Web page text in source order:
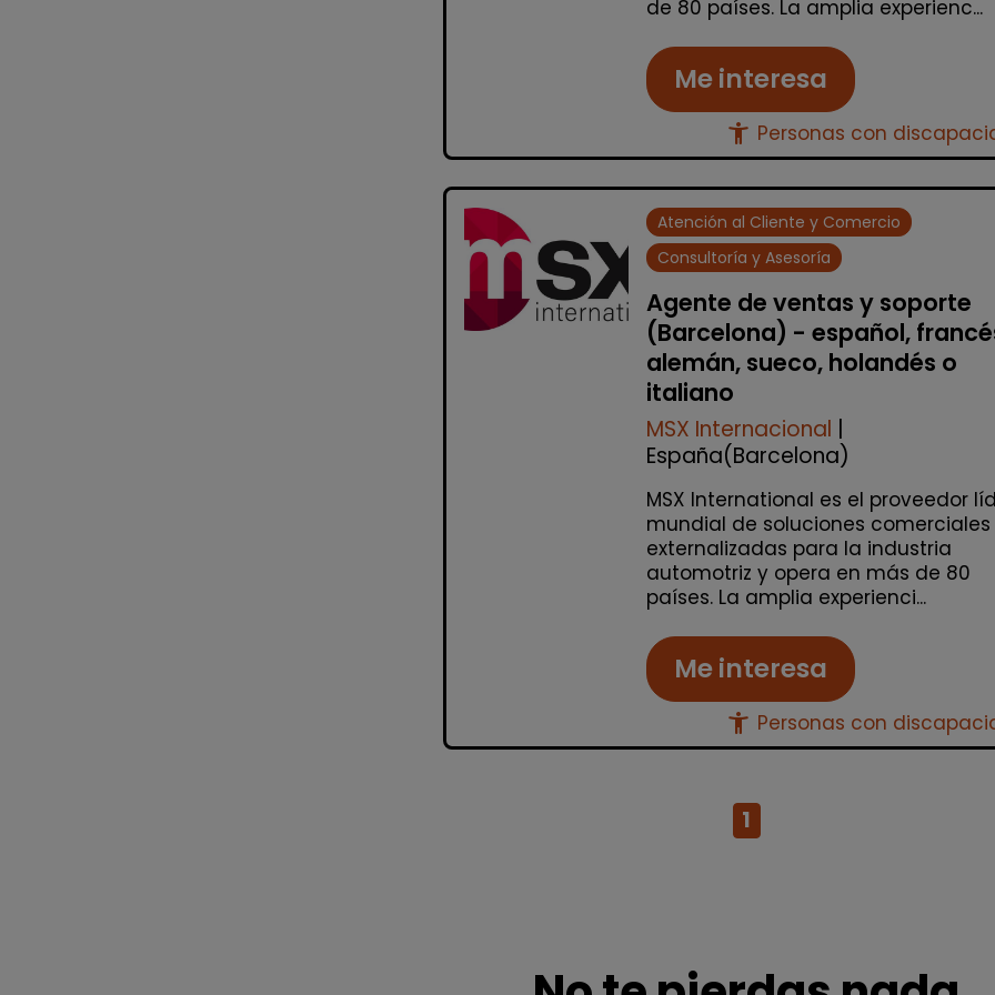
de 80 países. La amplia experienc...
Me interesa
accessibility_new Personas con
Atención al Cliente y Comercio
Consultoría y Asesoría
Agente de ventas y soporte
(Barcelona) - español,
alemán, sueco, holandés o
italiano
MSX Internacional |
España(Barcelona)
MSX International es el proveedor
mundial de soluciones comerciales
externalizadas para la industria
automotriz y opera en más de 80
países. La amplia experienci...
Me interesa
accessibility_new Personas con
1